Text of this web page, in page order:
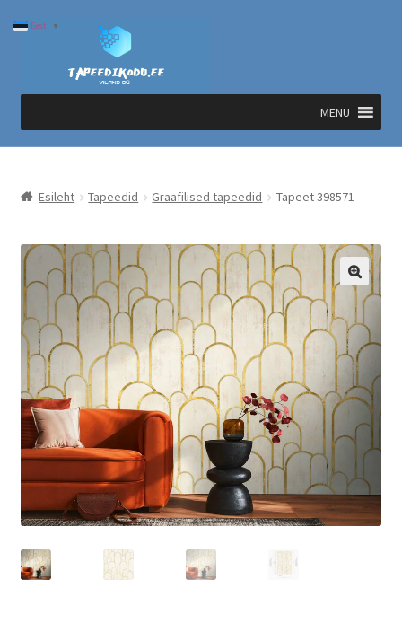
Liigu
navigeerimisele
Liigu
MENU
Esileht Tapeedid Graafilised tapeedid Tapeet 398571
Eesti ▼